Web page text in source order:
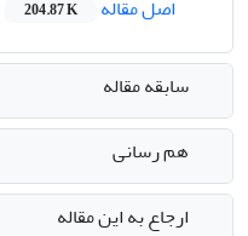
اصل مقاله
204.87 K
سابقه مقاله
هم رسانی
ارجاع به این مقاله